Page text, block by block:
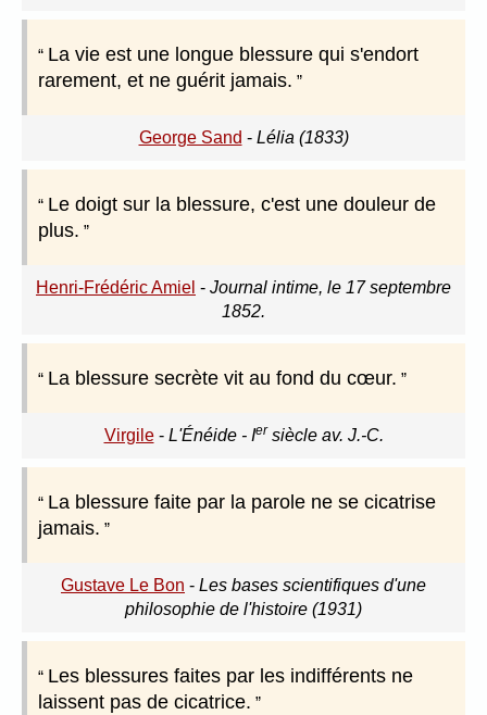
La vie est une longue blessure qui s'endort
rarement, et ne guérit jamais.
George Sand - Lélia (1833)
Le doigt sur la blessure, c'est une douleur de
plus.
Henri-Frédéric Amiel - Journal intime, le 17 septembre
1852.
La blessure secrète vit au fond du cœur.
Virgile- L'Énéide - Ier siècle av. J.-C.
La blessure faite par la parole ne se cicatrise
jamais.
Gustave Le Bon - Les bases scientifiques d'une
philosophie de l'histoire (1931)
Les blessures faites par les indifférents ne
laissent pas de cicatrice.